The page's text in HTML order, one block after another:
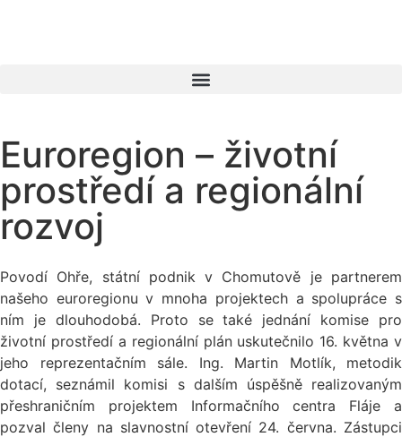
Euroregion – životní
prostředí a regionální
rozvoj
Povodí Ohře, státní podnik v Chomutově je partnerem
našeho euroregionu v mnoha projektech a spolupráce s
ním je dlouhodobá. Proto se také jednání komise pro
životní prostředí a regionální plán uskutečnilo 16. května v
jeho reprezentačním sále. Ing. Martin Motlík, metodik
dotací, seznámil komisi s dalším úspěšně realizovaným
přeshraničním projektem Informačního centra Fláje a
pozval členy na slavnostní otevření 24. června. Zástupci